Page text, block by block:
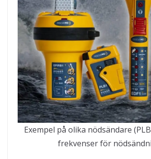
Exempel på olika nödsändare
frekvenser för